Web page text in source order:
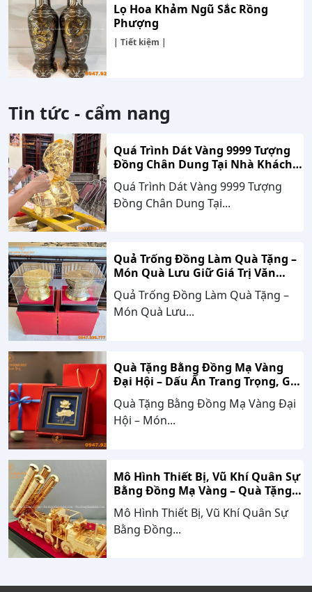
Lọ Hoa Khảm Ngũ Sắc Rồng
Phượng
| Tiết kiệm |
Tin tức - cẩm nang
Quá Trình Dát Vàng 9999 Tượng
Đồng Chân Dung Tại Nhà Khách
Hàng Nghệ An
Quá Trình Dát Vàng 9999 Tượng
Đồng Chân Dung Tại...
Quả Trống Đồng Làm Quà Tặng –
Món Quà Lưu Giữ Giá Trị Văn
Hóa, Gắn Kết Thành Công
Quả Trống Đồng Làm Quà Tặng –
Món Quà Lưu...
Quà Tặng Bằng Đồng Mạ Vàng
Đại Hội – Dấu Ấn Trang Trọng, Giá
Trị Bền Vững Theo Thời Gian
Quà Tặng Bằng Đồng Mạ Vàng Đại
Hội – Món...
Mô Hình Thiết Bị, Vũ Khí Quân Sự
Bằng Đồng Mạ Vàng – Quà Tặng
Cao Cấp Mang Dấu Ấn Sức Mạnh
Và Niềm Tự Hào Dân Tộc
Mô Hình Thiết Bị, Vũ Khí Quân Sự
Bằng Đồng...